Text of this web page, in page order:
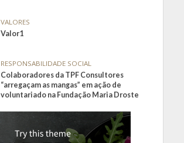
VALORES
Valor1
RESPONSABILIDADE SOCIAL
Colaboradores da TPF Consultores
“arregaçam as mangas” em ação de
voluntariado na Fundação Maria Droste